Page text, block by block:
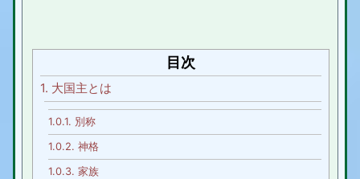
目次
1. 大国主とは
1.0.1. 別称
1.0.2. 神格
1.0.3. 家族